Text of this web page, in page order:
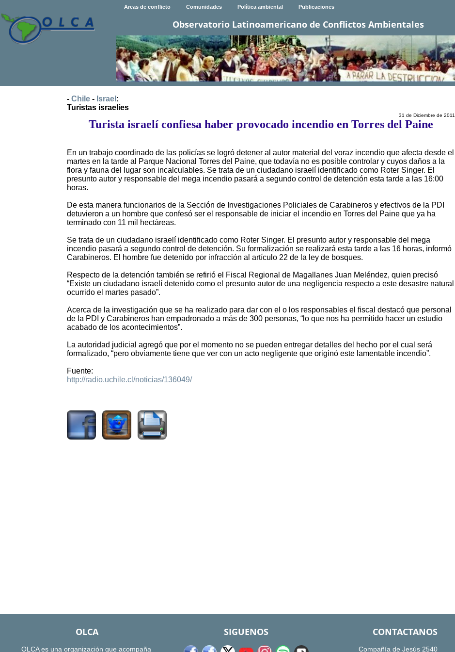
Areas de conflicto Comunidades Política ambiental Publicaciones
Observatorio Latinoamericano de Conflictos Ambientales
- Chile - Israel :
Turistas israelíes
31 de Diciembre de 2011
Turista israelí confiesa haber provocado incendio en Torres del Paine
En un trabajo coordinado de las policías se logró detener al autor material del voraz incendio que afecta desde el
martes en la tarde al Parque Nacional Torres del Paine, que todavía no es posible controlar y cuyos daños a la
flora y fauna del lugar son incalculables. Se trata de un ciudadano israelí identificado como Roter Singer. El
presunto autor y responsable del mega incendio pasará a segundo control de detención esta tarde a las 16:00
horas.
De esta manera funcionarios de la Sección de Investigaciones Policiales de Carabineros y efectivos de la PDI
detuvieron a un hombre que confesó ser el responsable de iniciar el incendio en Torres del Paine que ya ha
terminado con 11 mil hectáreas.
Se trata de un ciudadano israelí identificado como Roter Singer. El presunto autor y responsable del mega
incendio pasará a segundo control de detención. Su formalización se realizará esta tarde a las 16 horas, informó
Carabineros. El hombre fue detenido por infracción al artículo 22 de la ley de bosques.
Respecto de la detención también se refirió el Fiscal Regional de Magallanes Juan Meléndez, quien precisó
“Existe un ciudadano israelí detenido como el presunto autor de una negligencia respecto a este desastre natural
ocurrido el martes pasado”.
Acerca de la investigación que se ha realizado para dar con el o los responsables el fiscal destacó que personal
de la PDI y Carabineros han empadronado a más de 300 personas, “lo que nos ha permitido hacer un estudio
acabado de los acontecimientos”.
La autoridad judicial agregó que por el momento no se pueden entregar detalles del hecho por el cual será
formalizado, “pero obviamente tiene que ver con un acto negligente que originó este lamentable incendio”.
Fuente:
http://radio.uchile.cl/noticias/136049/
OLCA
OLCA es una organización que acompaña
SIGUENOS CONTACTANOS
Compañía de Jesús 2540